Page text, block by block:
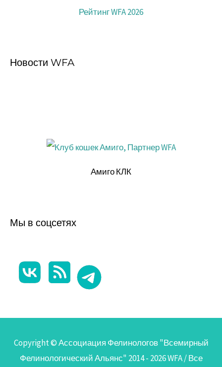
Рейтинг WFA 2026
Новости WFA
Амиго КЛК
Мы в соцсетях
Copyright © Ассоциация Фелинологов "Всемирный
Фелинологический Альянс" 2014 - 2026WFA/ Все